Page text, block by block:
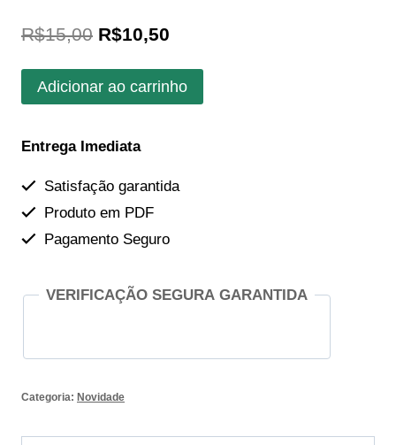
R$15,00 O
preço
original
R$15,00.
R$10,50
preço
atual
Bingo
-
solar
Adicionar ao carrinho
Entrega Imediata
Satisfação garantida
Produto em PDF
Pagamento Seguro
VERIFICAÇÃO SEGURA GARANTIDA
Categoria: Novidade